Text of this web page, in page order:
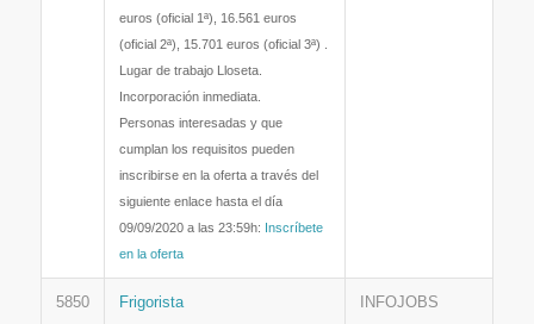
euros (oficial 1ª), 16.561 euros
(oficial 2ª), 15.701 euros (oficial 3ª) .
Lugar de trabajo Lloseta.
Incorporación inmediata.
Personas interesadas y que
cumplan los requisitos pueden
inscribirse en la oferta a través del
siguiente enlace hasta el día
09/09/2020 a las 23:59h: Inscríbete
en la oferta
5850 Frigorista INFOJOBS